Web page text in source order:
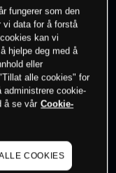
fungerer som den
vi data for å forstå
kan vi
hjelpe deg med å
eller
alle cookies" for
administrere cookie-
å se vår Cookie-
COOKIES